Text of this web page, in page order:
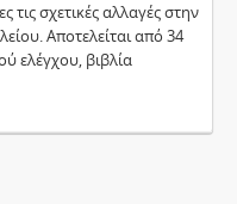
τις σχετικές αλλαγές στην
Αποτελείται από 34
ελέγχου, βιβλία